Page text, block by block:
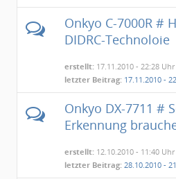
Onkyo C-7000R #
DIDRC-Technoloie
erstellt: 17.11.2010 - 22:28
letzter Beitrag: 17.11.2010 -
Onkyo DX-7711 #
Erkennung
erstellt: 12.10.2010 - 11:40
letzter Beitrag: 28.10.2010 -